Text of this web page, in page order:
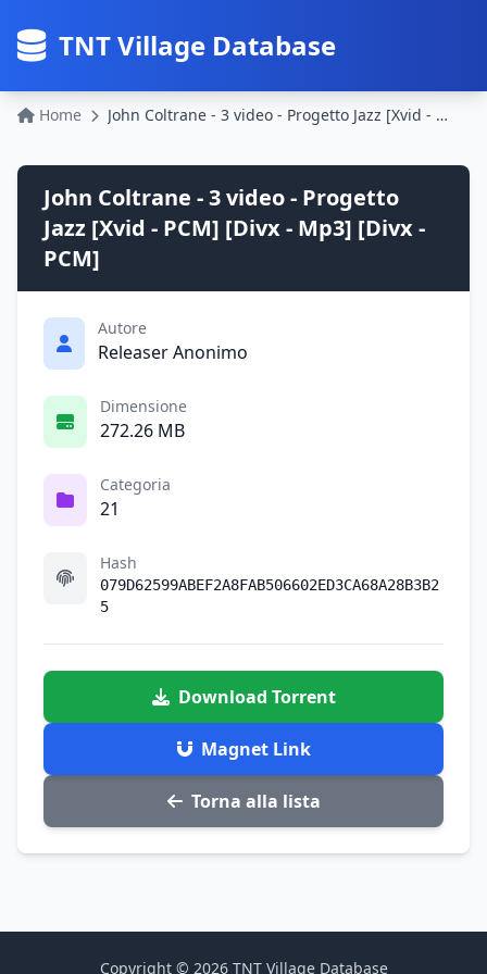
TNT Village Database
Home John Coltrane - 3 video - Progetto Jazz [Xvid - PCM] [Divx - Mp3] [Divx - PCM]
John Coltrane - 3 video - Progetto
Jazz [Xvid - PCM] [Divx - Mp3] [Divx -
PCM]
Autore
Releaser Anonimo
Dimensione
272.26 MB
Categoria
21
Hash
079D62599ABEF2A8FAB506602ED3CA68A28B3B2
5
Download Torrent
Magnet Link
Torna alla lista
Copyright © 2026 TNT Village Database